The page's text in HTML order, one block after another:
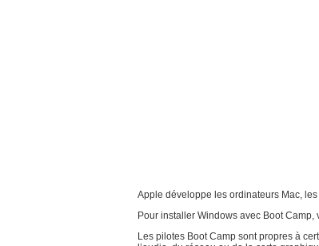
Apple développe les ordinateurs Mac,
Pour installer Windows avec Boot
Les pilotes Boot Camp sont propres à